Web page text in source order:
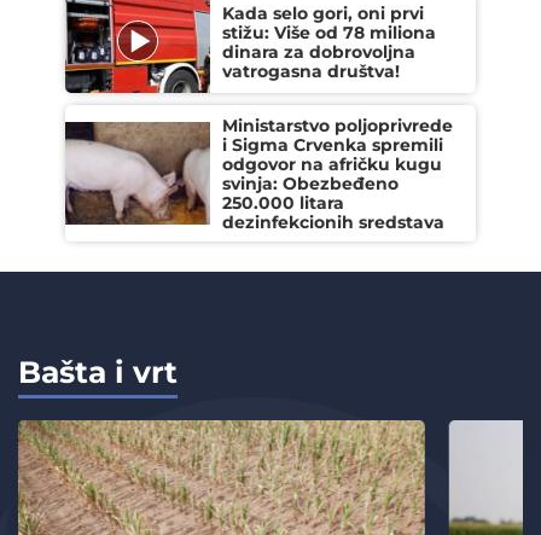
Kada selo gori, oni prvi
stižu: Više od 78 miliona
dinara za dobrovoljna
vatrogasna društva!
Ministarstvo poljoprivrede
i Sigma Crvenka spremili
odgovor na afričku kugu
svinja: Obezbeđeno
250.000 litara
dezinfekcionih sredstava
Bašta i vrt